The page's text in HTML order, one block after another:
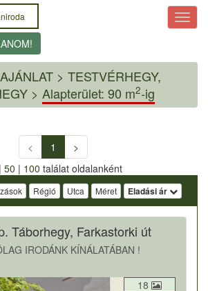
> TESTVÉRHEGY,
> Alapterület: 90 m2-ig
< 1
>
50 | 100 találat oldalanként
Régió Utca Méret Eladási ár
Táborhegy, Farkastorki út
IRODÁNK KÍNÁLATÁBAN !
18